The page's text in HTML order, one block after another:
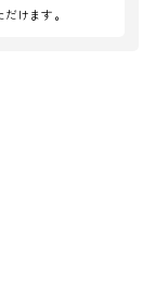
けます。